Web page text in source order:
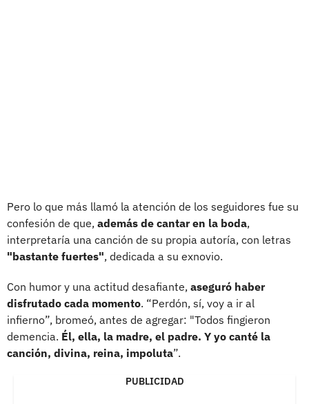
Pero lo que más llamó la atención de los seguidores fue su
confesión de que, además de cantar en la boda,
interpretaría una canción de su propia autoría, con letras
"bastante fuertes", dedicada a su exnovio.
Con humor y una actitud desafiante, aseguró haber
disfrutado cada momento. “Perdón, sí, voy a ir al
infierno”, bromeó, antes de agregar: "Todos fingieron
demencia. Él, ella, la madre, el padre. Y yo canté la
canción, divina, reina, impoluta”.
PUBLICIDAD